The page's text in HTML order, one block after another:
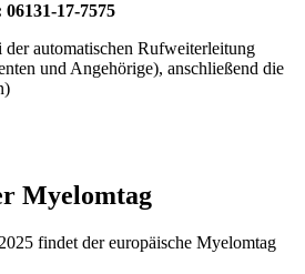
17-7575
automatischen Rufweiterleitung
und Angehörige), anschließend die
Myelomtag
findet der europäische Myelomtag